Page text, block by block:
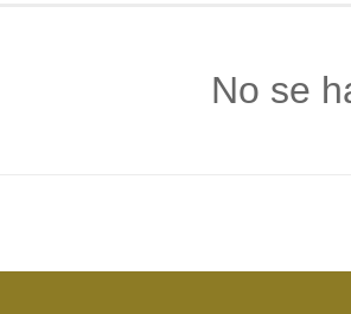
No se